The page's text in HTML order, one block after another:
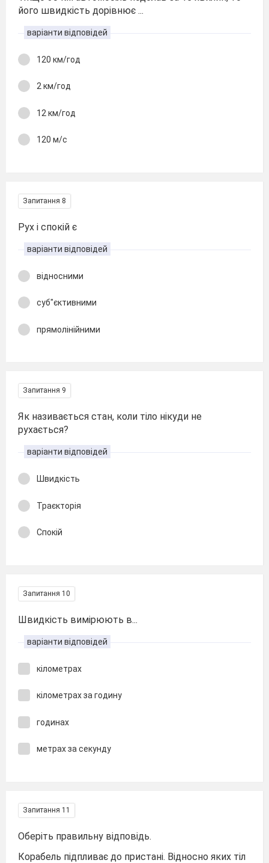
його швидкість дорівнює ...
варіанти відповідей
120 км/год
2 км/год
12 км/год
120 м/с
Запитання 8
Рух і спокій є
варіанти відповідей
відносними
суб"єктивними
прямолінійними
Запитання 9
Як називається стан, коли тіло нікуди не
рухається?
варіанти відповідей
Швидкість
Траєкторія
Спокій
Запитання 10
Швидкість вимірюють в...
варіанти відповідей
кілометрах
кілометрах за годину
годинах
метрах за секунду
Запитання 11
Оберіть правильну відповідь.
Корабель підпливає до пристані. Відносно яких тіл